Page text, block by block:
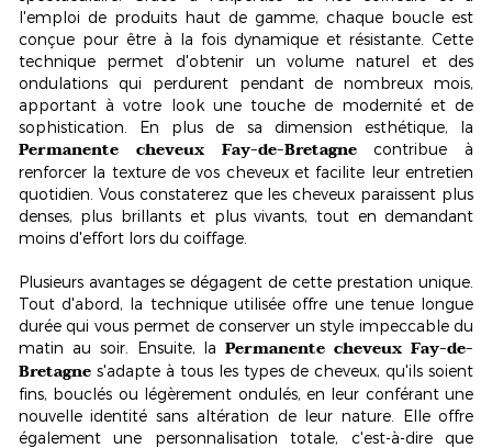
l'emploi de produits haut de gamme, chaque boucle est
conçue pour être à la fois dynamique et résistante. Cette
technique permet d'obtenir unvolume naturel et des
ondulations qui perdurent pendant de nombreux mois,
apportant à votre look une touche de modernité et de
sophistication. En plus de sa dimension esthétique, la
Permanente cheveux Fay-de-Bretagnecontribue à
renforcer la texture de vos cheveux et facilite leur entretien
quotidien. Vous constaterez que les cheveux paraissent plus
denses, plus brillants et plus vivants, tout en demandant
moins d'effort lors du coiffage.
Plusieurs avantages se dégagent de cette prestation unique.
Tout d'abord, la technique utilisée offre une tenue longue
duréequi vous permet de conserver un style impeccable du
matin au soir. Ensuite, laPermanente cheveux Fay-de-
Bretagnes'adapte à tous les types de cheveux, qu'ils soient
fins, bouclés ou légèrement ondulés, en leur conférant une
nouvelle identité sans altération de leur nature. Elle offre
également une personnalisation totale, c'est-à-dire que